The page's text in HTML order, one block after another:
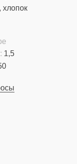
хлопок
1,5